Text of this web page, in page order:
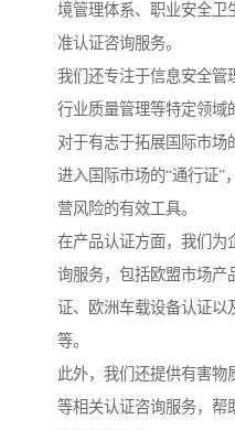
境管理体系、职业安全卫
准认证咨询服务。
我们还专注于信息安全管
行业质量管理等特定领域
对于有志于拓展国际市场
进入国际市场的“通行证”
营风险的有效工具。
在产品认证方面，我们为
询服务，包括欧盟市场产
证、欧洲车载设备认证以
等。
此外，我们还提供有害物
等相关认证咨询服务，帮